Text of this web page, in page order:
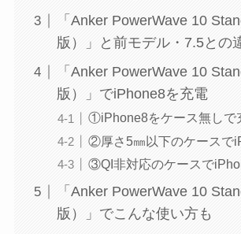
「Anker PowerWave 10
版）」と前モデル・7.5との
「Anker PowerWave 10
版）」でiPhone8を充電
①iPhone8をケース無しで
②厚さ5㎜以下のケースで
③QI非対応のケースで
「Anker PowerWave 10
版）」でこんな使い方も